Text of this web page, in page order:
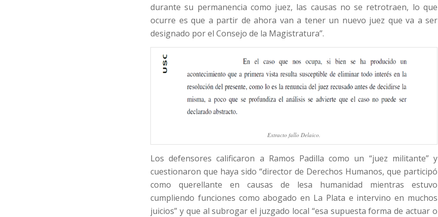
durante su permanencia como juez, las causas no se retrotraen, lo que
ocurre es que a partir de ahora van a tener un nuevo juez que va a ser
designado por el Consejo de la Magistratura”.
Extracto fallo Delaico.
Los defensores calificaron a Ramos Padilla como un “juez militante” y
cuestionaron que haya sido “director de Derechos Humanos, que participó
como querellante en causas de lesa humanidad mientras estuvo
cumpliendo funciones como abogado en La Plata e intervino en muchos
juicios” y que al subrogar el juzgado local “esa supuesta forma de actuar o